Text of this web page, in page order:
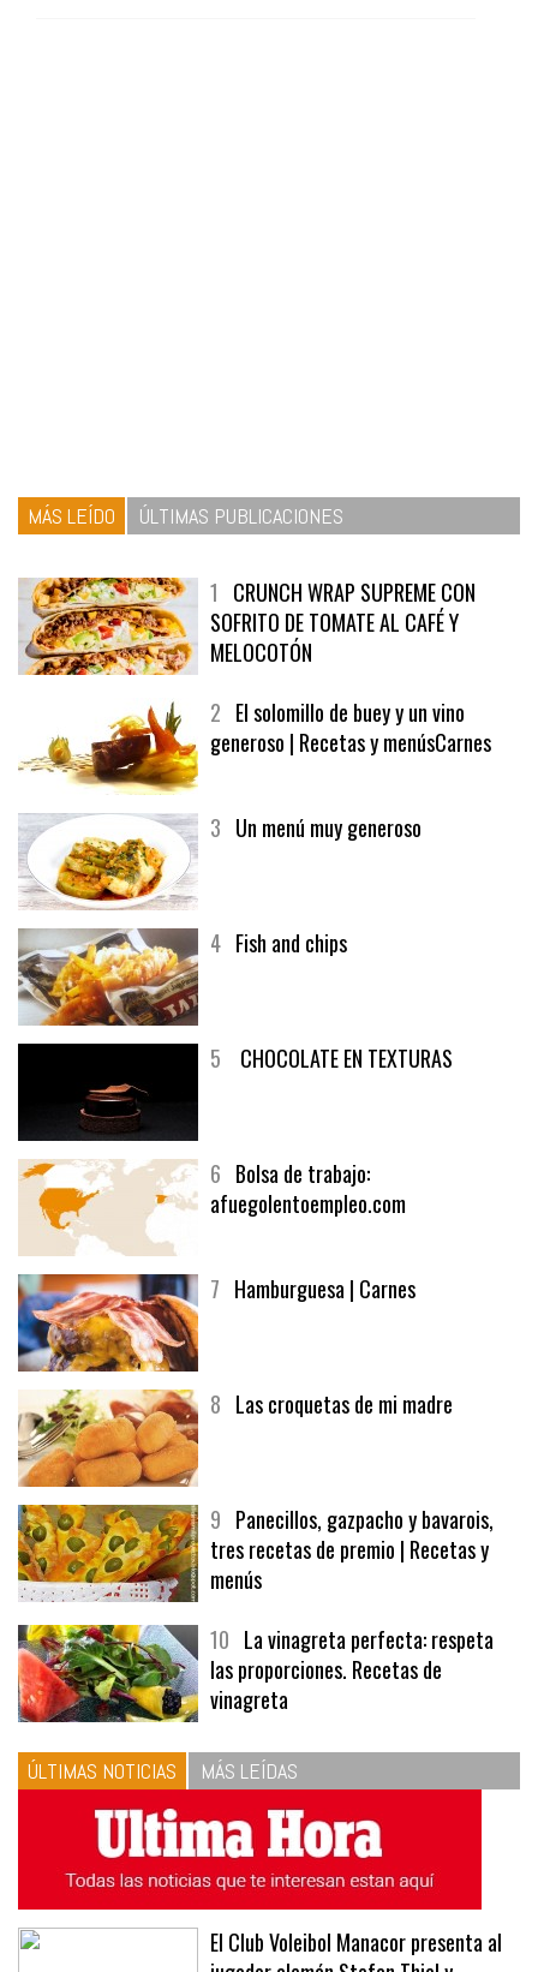
1CRUNCH WRAP SUPREME CON
SOFRITO DE TOMATE AL CAFÉ Y
MELOCOTÓN
2El solomillo de buey y un vino
6Bolsa de trabajo:
9Panecillos, gazpacho y bavarois,
tres recetas de premio | Recetas y
menús
10La vinagreta perfecta: respeta
las proporciones. Recetas de
vinagreta
ÚLTIMAS NOTICIAS MÁS LEÍDAS